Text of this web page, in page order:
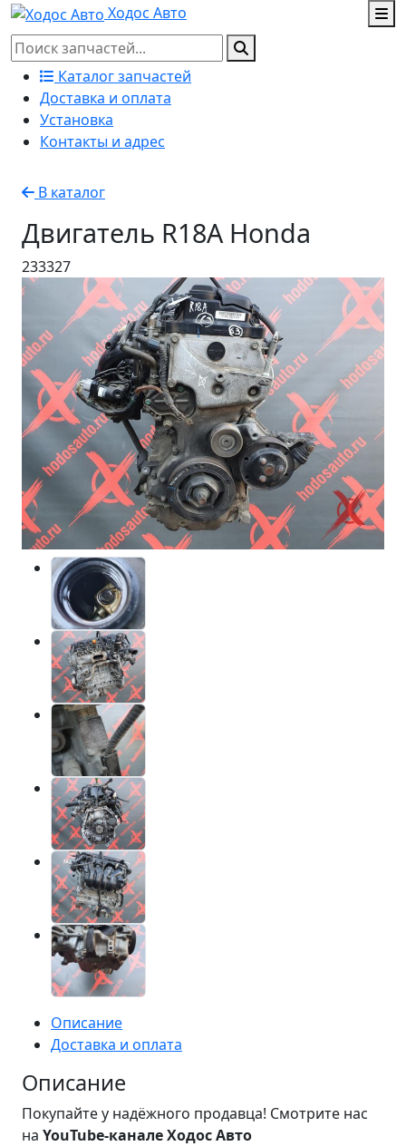
Ходос Авто
Каталог запчастей
Доставка и оплата
Установка
Контакты и адрес
В каталог
Двигатель R18A Honda
233327
Описание
Доставка и оплата
Описание
Покупайте у надёжного продавца! Смотрите нас
на YouTube-канале Ходос Авто